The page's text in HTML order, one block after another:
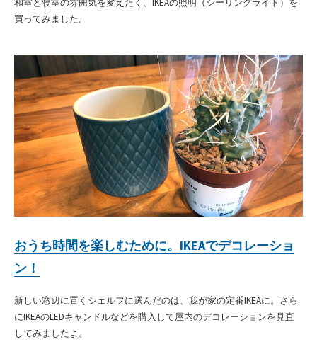
買ってみました。
おうち時間を楽しむために。IKEAでデコレーショ
ン！
新しい窓辺に置くシェルフに選んだのは、我が家の定番IKEAに。さら
にIKEAのLEDキャンドルなどを購入して屋内のデコレーションを見直
してみましたよ。